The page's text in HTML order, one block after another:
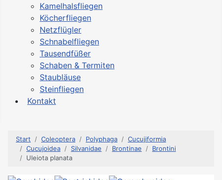
Kamelhalsfliegen
Köcherfliegen
Netzflügler
Schnabelfliegen
Tausendfüßer
Schaben & Termiten
Staubläuse
Steinfliegen
Kontakt
Start Coleoptera Polyphaga
Cucujiformia
Cucujoidea
Silvanidae Brontinae
Brontini
Uleiota planata